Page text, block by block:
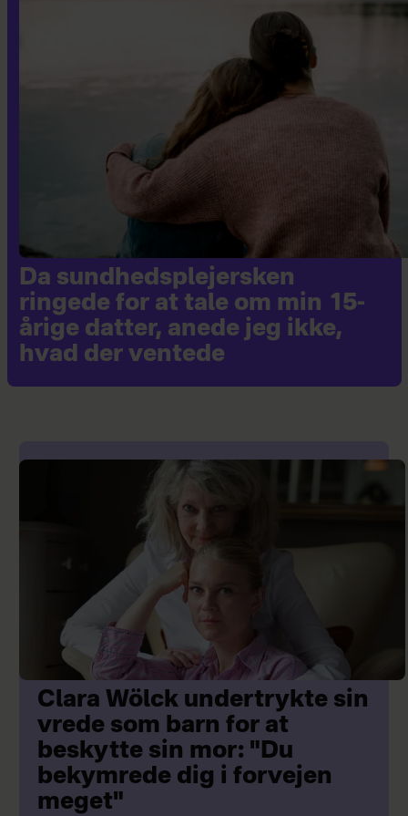
Da sundhedsplejersken
ringede for at tale om min 15-
årige datter, anede jeg ikke,
hvad der ventede
Clara Wölck undertrykte sin
vrede som barn for at
beskytte sin mor: "Du
bekymrede dig i forvejen
meget"